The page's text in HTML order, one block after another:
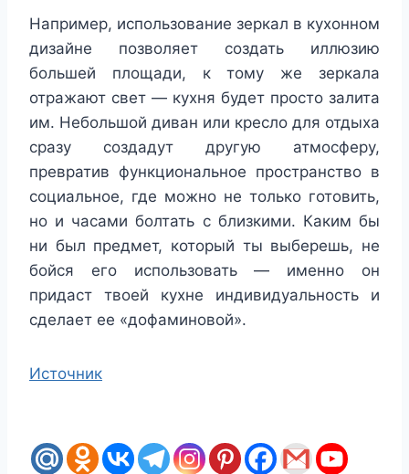
Например, использование зеркал в кухонном
дизайне позволяет создать иллюзию
большей площади, к тому же зеркала
отражают свет — кухня будет просто залита
им. Небольшой диван или кресло для отдыха
сразу создадут другую атмосферу,
превратив функциональное пространство в
социальное, где можно не только готовить,
но и часами болтать с близкими. Каким бы
ни был предмет, который ты выберешь, не
бойся его использовать — именно он
придаст твоей кухне индивидуальность и
сделает ее «дофаминовой».
Источник